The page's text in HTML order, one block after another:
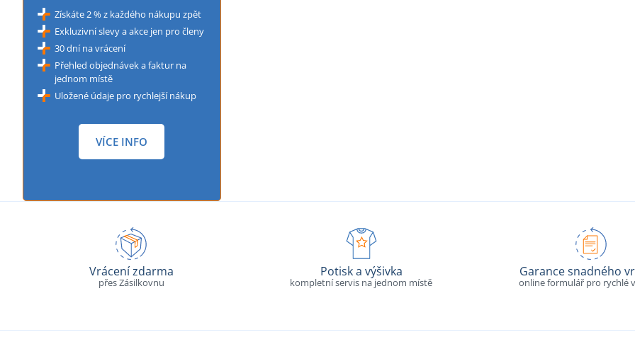
Získáte 2 % z každého nákupu zpět
Exkluzivní slevy a akce jen pro členy
30 dní na vrácení
Přehled objednávek a faktur na
jednom místě
Uložené údaje pro rychlejší nákup
VÍCE INFO
Vrácení zdarma
přes Zásilkovnu
Potisk a výšivka
kompletní servis na jednom místě
Garance snadného
online formulář pro rychlé